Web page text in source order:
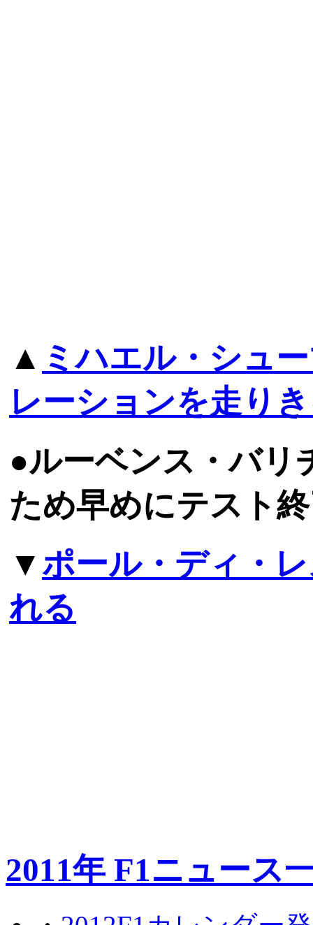
▲ ミハエル・シュ
レーションを走り
●ルーベンス・バリ
ため早めにテスト
▼ ポール・ディ・
れる
2011年 F1ニュース